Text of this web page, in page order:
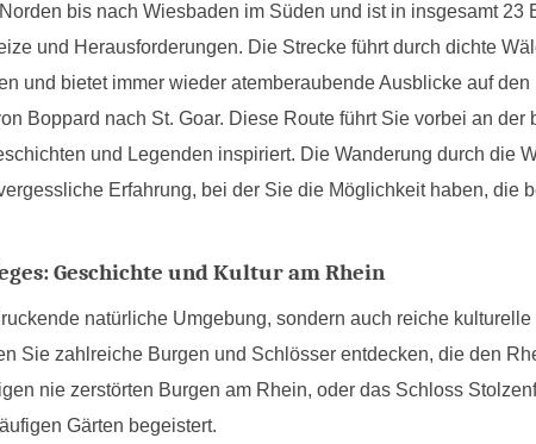
bis nach Wiesbaden im Süden und ist in insgesamt 23
und Herausforderungen. Die Strecke führt durch dichte
und bietet immer wieder atemberaubende Ausblicke auf den
Boppard nach St. Goar. Diese Route führt Sie vorbei an der
und Legenden inspiriert. Die Wanderung durch die
Erfahrung, bei der Sie die Möglichkeit haben, die
Geschichte und Kultur am Rhein
natürliche Umgebung, sondern auch reiche
Sie zahlreiche Burgen und Schlösser entdecken, die den
nie zerstörten Burgen am Rhein, oder das Schloss
Gärten begeistert.